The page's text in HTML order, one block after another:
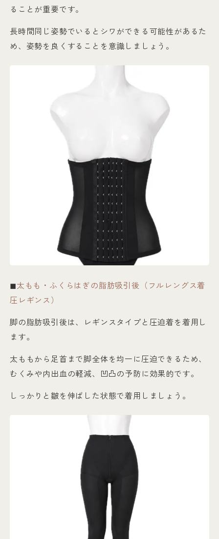
ることが重要です。
長時間同じ姿勢でいるとシワができる可能性があるた
め、姿勢を良くすることを意識しましょう。
◼︎太もも・ふくらはぎの脂肪吸引後（フルレングス着
圧レギンス）
脚の脂肪吸引後は、レギンスタイプと圧迫着を着用し
ます。
太ももから足首まで脚全体を均一に圧迫できるため、
むくみや内出血の軽減、凹凸の予防に効果的です。
しっかりと皺を伸ばした状態で着用しましょう。